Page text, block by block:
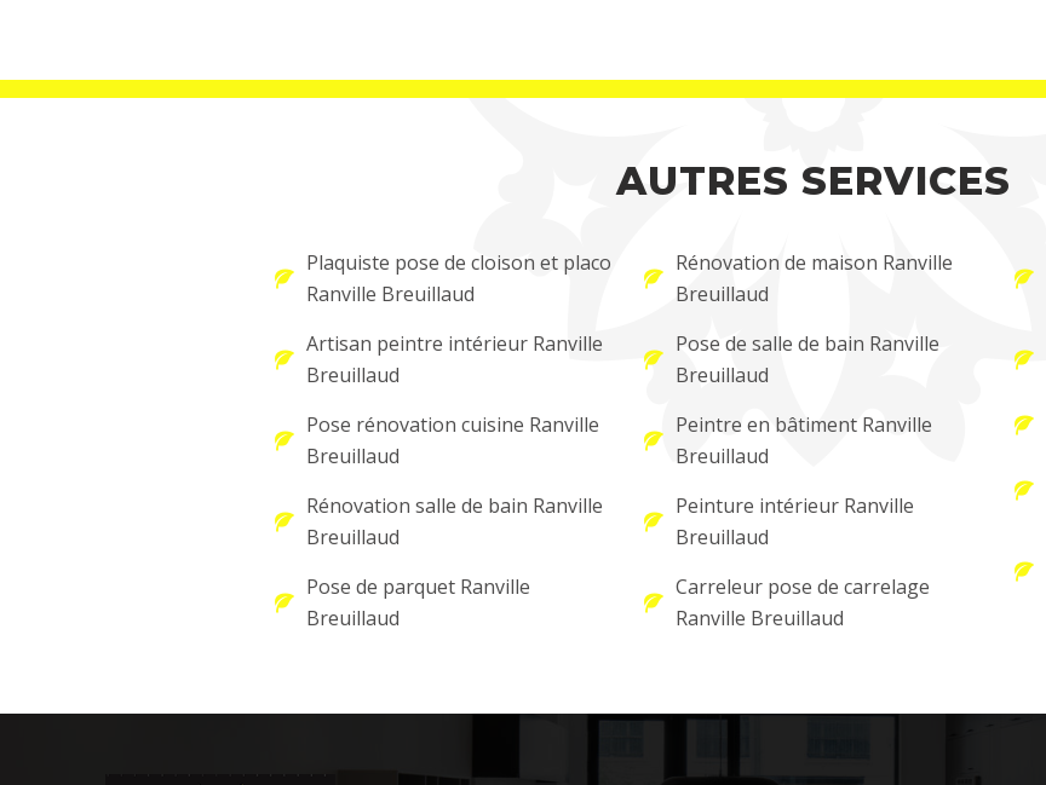
AUTRES SERVICES
Plaquiste pose de cloison et placo
Ranville Breuillaud
Artisan peintre intérieur Ranville
Breuillaud
Pose rénovation cuisine Ranville
Breuillaud
Rénovation salle de bain Ranville
Breuillaud
Pose de parquet Ranville
Breuillaud
Rénovation de maison Ranville
Breuillaud
Pose de salle de bain Ranville
Breuillaud
Peintre en bâtiment Ranville
Breuillaud
Peinture intérieur Ranville
Breuillaud
Carreleur pose de carrelage
Ranville Breuillaud